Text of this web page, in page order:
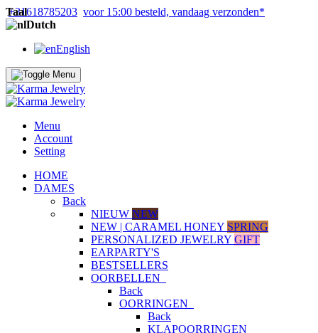
+31618785203 voor 15:00 besteld, vandaag verzonden*
Taal
Dutch
English
Menu
Account
Setting
HOME
DAMES
Back
NIEUW NEW
NEW | CARAMEL HONEY SPRING
PERSONALIZED JEWELRY GIFT
EARPARTY'S
BESTSELLERS
OORBELLEN
Back
OORRINGEN
Back
KLAPOORRINGEN